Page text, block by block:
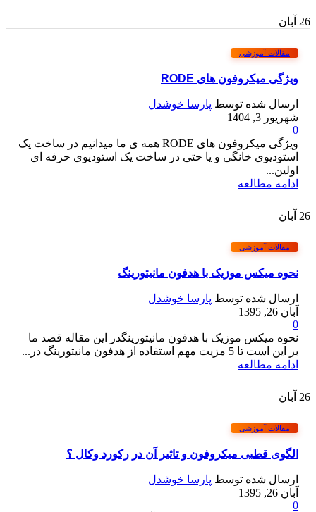
26 آبان
مقالات آموزشی
ویژگی میکروفون های RODE
ارسال شده توسط پارسا خوشدل
شهریور 3, 1404
0
ویژگی میکروفون های RODE همه ی ما میدانیم در ساخت یک
استودیوی خانگی و یا حتی در ساخت یک استودیوی حرفه ای
اولین...
ادامه مطالعه
26 آبان
مقالات آموزشی
نحوه میکس موزیک با هدفون مانیتورینگ
ارسال شده توسط پارسا خوشدل
آبان 26, 1395
0
نحوه میکس موزیک با هدفون مانیتورینگدر این مقاله قصد ما
بر این است تا 5 مزیت مهم استفاده از هدفون مانیتورینگ در...
ادامه مطالعه
26 آبان
مقالات آموزشی
الگوی قطبی میکروفون و تاثیر آن در رکورد وکال ؟
ارسال شده توسط پارسا خوشدل
آبان 26, 1395
0